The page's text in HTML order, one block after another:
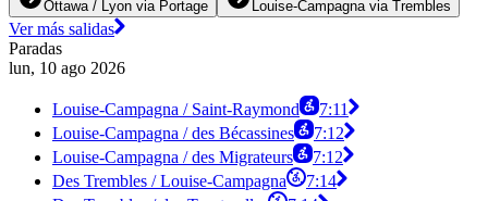
Ottawa / Lyon via Portage Louise-Campagna via Trembles
Ver más salidas
Paradas
lun, 10 ago 2026
Louise-Campagna / Saint-Raymond
7:11
Louise-Campagna / des Bécassines
7:12
Louise-Campagna / des Migrateurs
7:12
Des Trembles / Louise-Campagna
7:14